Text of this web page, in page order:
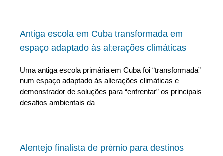
Antiga escola em Cuba transformada em
espaço adaptado às alterações climáticas
Uma antiga escola primária em Cuba foi “transformada”
num espaço adaptado às alterações climáticas e
demonstrador de soluções para “enfrentar” os principais
desafios ambientais da
Alentejo finalista de prémio para destinos